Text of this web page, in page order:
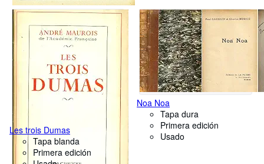
Les trois Dumas
Tapa blanda
Primera edición
Noa Noa
Tapa dura
Primera edición
Usado